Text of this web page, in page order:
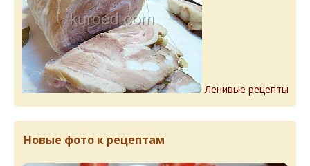
Ленивые рецепты
Новые фото к рецептам